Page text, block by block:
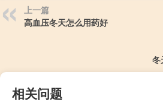
上一篇
高血压冬天怎么用药好
冬
相关问题